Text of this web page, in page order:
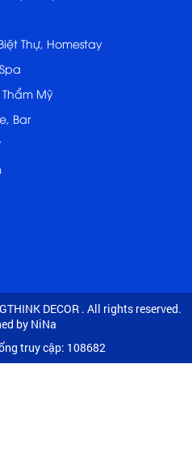
Thự, Homestay
Mỹ
Bar
DECOR . All rights reserved.
by NiNa
truy cập: 108682